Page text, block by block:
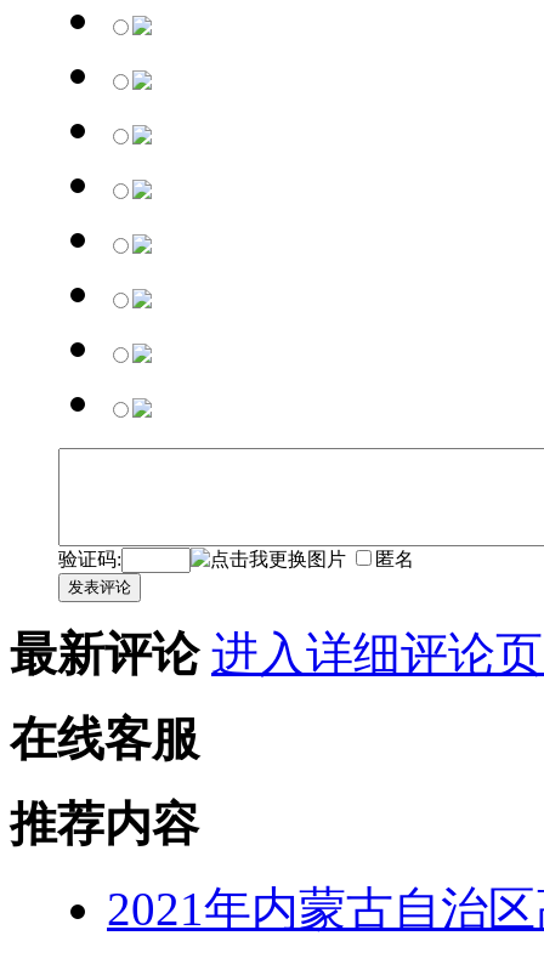
验证码: 匿名
发表评论
最新评论 进入详细评论
在线客服
推荐内容
2021年内蒙古自治